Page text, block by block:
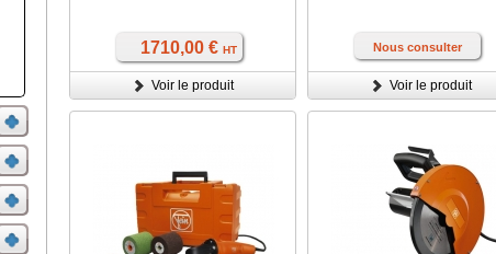
1710,00 € HT
Voir le produit
Nous consulter
Voir le produit